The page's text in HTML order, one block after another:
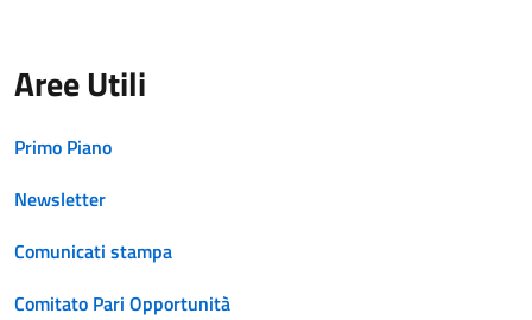
Aree Utili
Primo Piano
Newsletter
Comunicati stampa
Comitato Pari Opportunità